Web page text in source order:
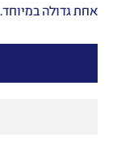
אחת גדולה